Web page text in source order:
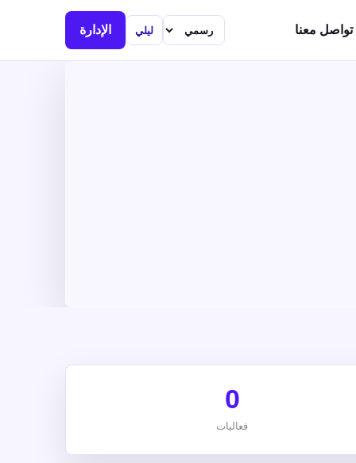
تواصل معنا ليلي الإدارة
0
فعاليات